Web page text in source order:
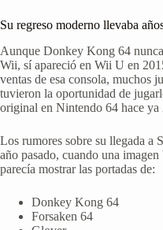
Su regreso moderno llevaba
Aunque Donkey Kong 64
Wii, sí apareció en Wii U en
ventas de esa consola, muchos
tuvieron la oportunidad de
original en Nintendo 64 hace ya
Los rumores sobre su llegada a
año pasado, cuando una
parecía mostrar las portadas de:
Donkey Kong 64
Forsaken 64